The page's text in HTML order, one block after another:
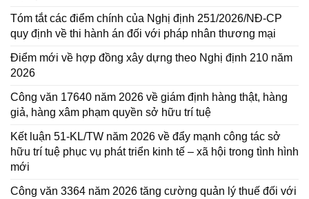
Tóm tắt các điểm chính của Nghị định 251/2026/NĐ-CP
quy định về thi hành án đối với pháp nhân thương mại
Điểm mới về hợp đồng xây dựng theo Nghị định 210 năm
2026
Công văn 17640 năm 2026 về giám định hàng thật, hàng
giả, hàng xâm phạm quyền sở hữu trí tuệ
Kết luận 51-KL/TW năm 2026 về đẩy mạnh công tác sở
hữu trí tuệ phục vụ phát triển kinh tế – xã hội trong tình hình
mới
Công văn 3364 năm 2026 tăng cường quản lý thuế đối với